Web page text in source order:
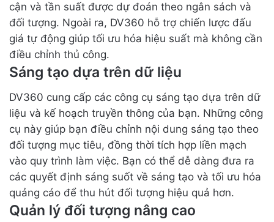
cận và tần suất được dự đoán theo ngân sách và
đối tượng. Ngoài ra, DV360 hỗ trợ chiến lược đấu
giá tự động giúp tối ưu hóa hiệu suất mà không cần
điều chỉnh thủ công.
Sáng tạo dựa trên dữ liệu
DV360 cung cấp các công cụ sáng tạo dựa trên dữ
liệu và kế hoạch truyền thông của bạn. Những công
cụ này giúp bạn điều chỉnh nội dung sáng tạo theo
đối tượng mục tiêu, đồng thời tích hợp liền mạch
vào quy trình làm việc. Bạn có thể dễ dàng đưa ra
các quyết định sáng suốt về sáng tạo và tối ưu hóa
quảng cáo để thu hút đối tượng hiệu quả hơn.
Quản lý đối tượng nâng cao